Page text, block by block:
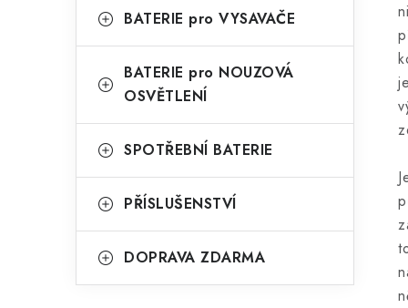
BATERIE pro VYSAVAČE
BATERIE pro NOUZOVÁ
OSVĚTLENÍ
SPOTŘEBNÍ BATERIE
PŘÍSLUŠENSTVÍ
DOPRAVA ZDARMA